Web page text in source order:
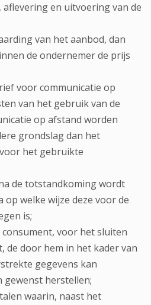
aflevering en uitvoering van de
van het aanbod, dan
de ondernemer de prijs
voor communicatie op
van het gebruik van de
op afstand worden
grondslag dan het
het gebruikte
de totstandkoming wordt
op welke wijze deze voor de
is;
voor het sluiten
de door hem in het kader van
gegevens kan
herstellen;
waarin, naast het